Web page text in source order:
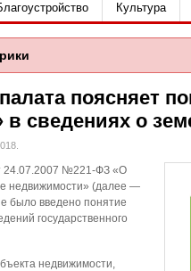
Культура
поясняет
сведениях о
24.07.2007 №221-ФЗ «О
недвижимости» (далее —
было введено понятие
государственного
недвижимости,